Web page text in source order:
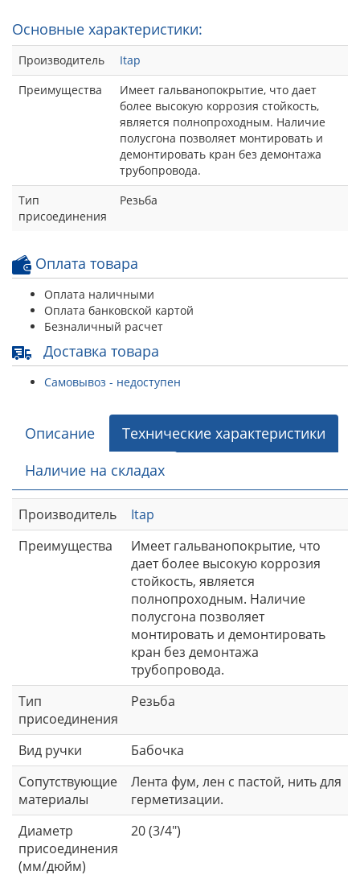
Основные характеристики:
Производитель
Itap
Преимущества
Имеет гальванопокрытие, что дает
более высокую коррозия стойкость,
является полнопроходным. Наличие
полусгона позволяет монтировать и
демонтировать кран без демонтажа
трубопровода.
Тип
присоединения
Резьба
Оплата товара
Оплата наличными
Оплата банковской картой
Безналичный расчет
Доставка товара
Самовывоз - недоступен
Описание
Технические характеристики
Наличие на складах
Производитель
Itap
Преимущества
Имеет гальванопокрытие, что
дает более высокую коррозия
стойкость, является
полнопроходным. Наличие
полусгона позволяет
монтировать и демонтировать
кран без демонтажа
трубопровода.
Тип
присоединения
Резьба
Вид ручки
Бабочка
Сопутствующие
материалы
Лента фум, лен с пастой, нить для
герметизации.
Диаметр
присоединения
(мм/дюйм)
20 (3/4")